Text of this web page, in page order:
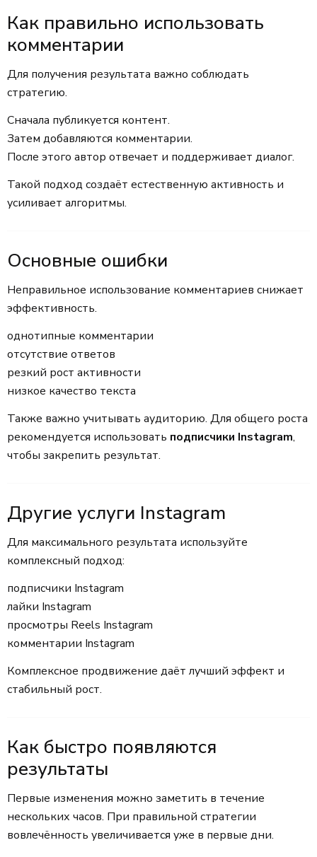
Как правильно использовать
комментарии
Для получения результата важно соблюдать
стратегию.
Сначала публикуется контент.
Затем добавляются комментарии.
После этого автор отвечает и поддерживает диалог.
Такой подход создаёт естественную активность и
усиливает алгоритмы.
Основные ошибки
Неправильное использование комментариев снижает
эффективность.
однотипные комментарии
отсутствие ответов
резкий рост активности
низкое качество текста
Также важно учитывать аудиторию. Для общего роста
рекомендуется использовать подписчики Instagram,
чтобы закрепить результат.
Другие услуги Instagram
Для максимального результата используйте
комплексный подход:
подписчики Instagram
лайки Instagram
просмотры Reels Instagram
комментарии Instagram
Комплексное продвижение даёт лучший эффект и
стабильный рост.
Как быстро появляются
результаты
Первые изменения можно заметить в течение
нескольких часов. При правильной стратегии
вовлечённость увеличивается уже в первые дни.